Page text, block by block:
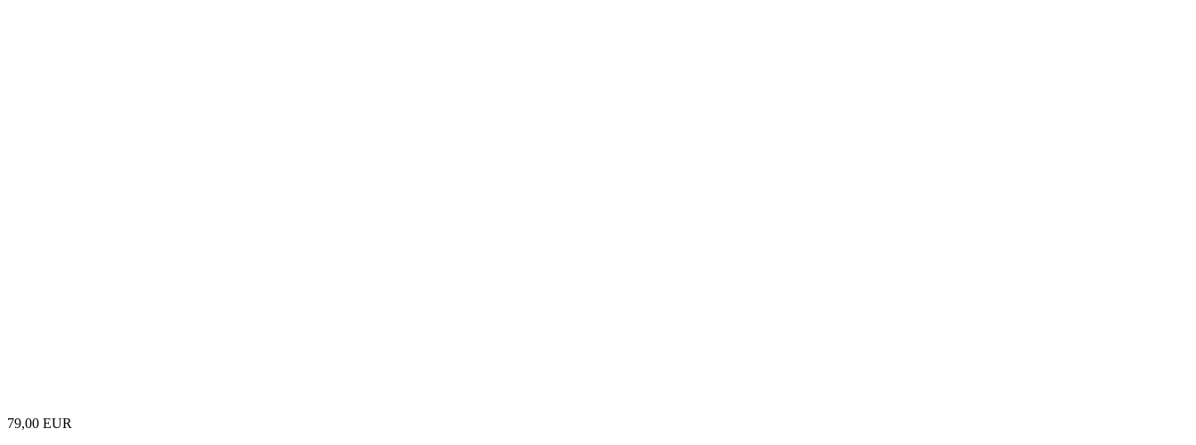
79,00 EUR